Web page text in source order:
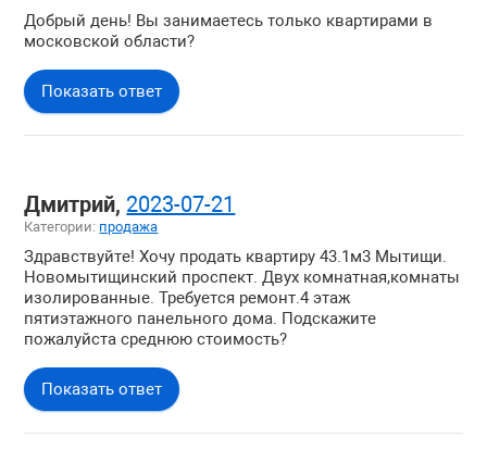
Добрый день! Вы занимаетесь только квартирами в
московской области?
Показать ответ
Дмитрий, 2023-07-21
Категории: продажа
Здравствуйте! Хочу продать квартиру 43.1м3 Мытищи.
Новомытищинский проспект. Двух комнатная,комнаты
изолированные. Требуется ремонт.4 этаж
пятиэтажного панельного дома. Подскажите
пожалуйста среднюю стоимость?
Показать ответ